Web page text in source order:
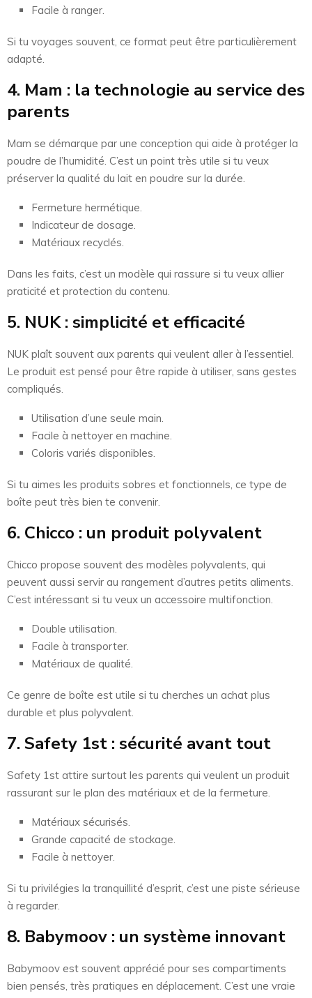
Facile à ranger.
Si tu voyages souvent, ce format peut être particulièrement
adapté.
4. Mam : la technologie au service des
parents
Mam se démarque par une conception qui aide à protéger la
poudre de l’humidité. C’est un point très utile si tu veux
préserver la qualité du lait en poudre sur la durée.
Fermeture hermétique.
Indicateur de dosage.
Matériaux recyclés.
Dans les faits, c’est un modèle qui rassure si tu veux allier
praticité et protection du contenu.
5. NUK : simplicité et efficacité
NUK plaît souvent aux parents qui veulent aller à l’essentiel.
Le produit est pensé pour être rapide à utiliser, sans gestes
compliqués.
Utilisation d’une seule main.
Facile à nettoyer en machine.
Coloris variés disponibles.
Si tu aimes les produits sobres et fonctionnels, ce type de
boîte peut très bien te convenir.
6. Chicco : un produit polyvalent
Chicco propose souvent des modèles polyvalents, qui
peuvent aussi servir au rangement d’autres petits aliments.
C’est intéressant si tu veux un accessoire multifonction.
Double utilisation.
Facile à transporter.
Matériaux de qualité.
Ce genre de boîte est utile si tu cherches un achat plus
durable et plus polyvalent.
7. Safety 1st : sécurité avant tout
Safety 1st attire surtout les parents qui veulent un produit
rassurant sur le plan des matériaux et de la fermeture.
Matériaux sécurisés.
Grande capacité de stockage.
Facile à nettoyer.
Si tu privilégies la tranquillité d’esprit, c’est une piste sérieuse
à regarder.
8. Babymoov : un système innovant
Babymoov est souvent apprécié pour ses compartiments
bien pensés, très pratiques en déplacement. C’est une vraie